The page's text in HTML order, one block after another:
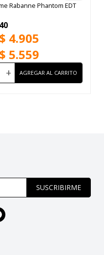
Rabanne Phantom EDT
4.905
5.559
+
SUSCRIBIRME